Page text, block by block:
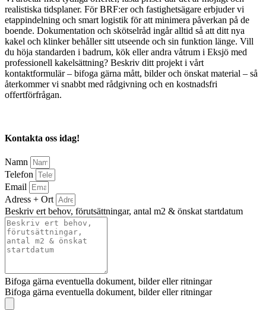
realistiska tidsplaner. För BRF:er och fastighetsägare erbjuder vi
etappindelning och smart logistik för att minimera påverkan på de
boende. Dokumentation och skötselråd ingår alltid så att ditt nya
kakel och klinker behåller sitt utseende och sin funktion länge. Vill
du höja standarden i badrum, kök eller andra våtrum i Eksjö med
professionell kakelsättning? Beskriv ditt projekt i vårt
kontaktformulär – bifoga gärna mått, bilder och önskat material – så
återkommer vi snabbt med rådgivning och en kostnadsfri
offertförfrågan.
Kontakta oss idag!
Namn
Telefon
Email
Adress + Ort
Beskriv ert behov, förutsättningar, antal m2 & önskat startdatum
Bifoga gärna eventuella dokument, bilder eller ritningar
Bifoga gärna eventuella dokument, bilder eller ritningar